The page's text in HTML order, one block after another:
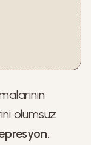
olumsuz